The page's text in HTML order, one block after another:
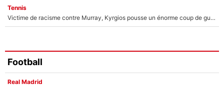
Tennis
Victime de racisme contre Murray, Kyrgios pousse un énorme coup de gueule !
Football
Real Madrid